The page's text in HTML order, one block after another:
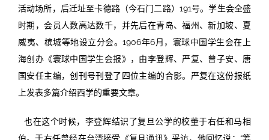
活动场所，后迁址至卡德路（今石门二路）191号。学生会全盛
时期，会员人数高达数千，并先后在青岛、福州、新加坡、夏
威夷、槟城等地设立分会。1906年6月，寰球中国学生会在上
海创办《寰球中国学生会报》，由李登辉、严复、曾子安、唐
国安任主编，创刊号刊登了四位主编的合影。严复在这份报纸
上发表多篇介绍西学的重要文章。
也在这个时候，李登辉结识了复旦公学的校董于右任和马相
伯。于右任曾经在台湾接受《复旦通讯》采访，他回忆说：“筹